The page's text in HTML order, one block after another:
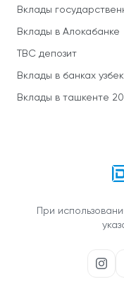
Вклады
Вклады в Алокабанке
TBC депозит
Вклады в банках
Вклады в ташкенте
При